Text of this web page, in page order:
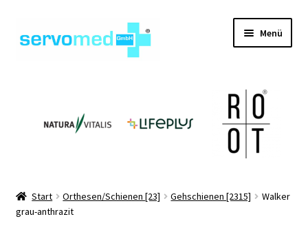
Navigation
Inhalt
Menü
öffnen
Pflegehilfsmittel
öffnen
Start Orthesen/Schienen [23] Gehschienen [2315]
Walker
grau-anthrazit